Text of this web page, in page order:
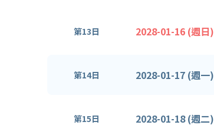
第13日 2028-01-16 (週日)
第14日 2028-01-17 (週一)
第15日 2028-01-18 (週二)